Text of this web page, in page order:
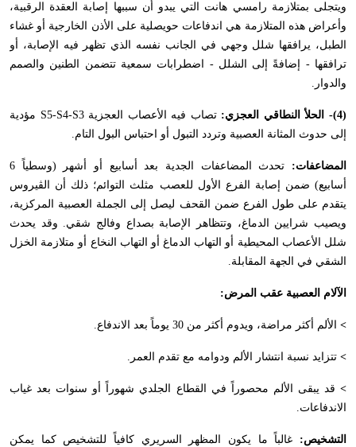
ويتجلى بمتلازمة رامسي هانت التي يبدو أن سببها إصابة العقدة الرقبية،
وأعراض هذه المتلازمة هي اندفاعات حويصلية على الأذن الخارجية أو غشاء
الطبل، يرافقها شلل وجهي في الجانب نفسه الذي تظهر فيه الإصابة، أو
ترافقها - إضافةً إلى الشلل - اضطرابات سمعية تتضمن الطنين والصمم
والدوار.
(4)- الحلأ النطاقي العجزي: تصاب فيه الأعصاب العجزيةS5-S4-S3 مؤدية
إلى حدوث المثانة العصبية وتردد التبول أو احتباس البول التام.
المضاعفات:
تحدث المضاعفات الجدية بعد أسابيع أو أشهر (وسطياً 6
أسابيع) ضمن إصابة الفرع الأول للعصب مثلث التوائم؛ ذلك أن الڤيروس
يتقدم على طول الفرع ضمن القحف ليصل إلى الجملة العصبية المركزية،
ويصيب شرايين الدماغ، وتتظاهر الإصابة بصداع وفالج شقي. وقد يحدث
شلل الأعصاب المحيطية أو التهاب الدماغ أو التهاب النخاع أو متلازمة الخزل
الشقي في الجهة المقابلة.
الآلام العصبية عقب المرض:
> الألم أكثر مراضة، ويدوم أكثر من 30 يوماً بعد الاندفاع.
> تتزايد نسبة انتشار الألم ودوامه مع تقدم العمر.
> قد يبقى الألم محصوراً في القطاع الجلدي شهوراً أو سنوات بعد غياب
الاندفاعات.
التشخيص: غالباً ما يكون المظهر السريري كافياً للتشخيص كما يمكن